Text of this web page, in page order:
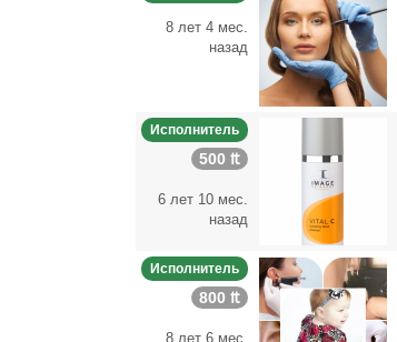
8 лет 4 мес.
назад
Исполнитель
500 ₶
6 лет 10 мес.
назад
Исполнитель
800 ₶
8 лет 6 мес.